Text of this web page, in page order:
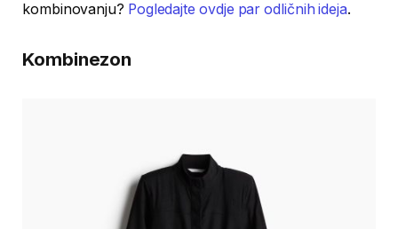
kombinovanju? Pogledajte ovdje par odličnih ideja.
Kombinezon